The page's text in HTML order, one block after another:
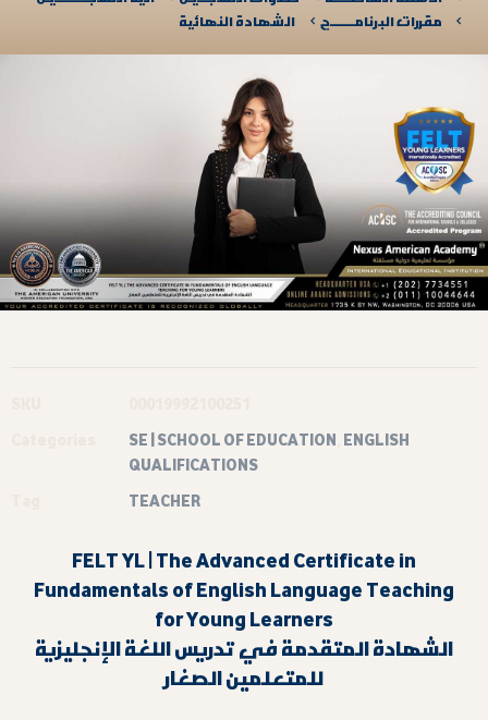
مقررات البرنامـــــــج
الشهادة النهائية
SE | SCHOOL OF EDUCATION ENGLISH
QUALIFICATIONS
TEACHER
FELT YL | The Advanced Certificate in
Fundamentals of English Language Teaching
for Young Learners
الشهادة المتقدمة في تدريس اللغة الإنجليزية
للمتعلمين الصغار